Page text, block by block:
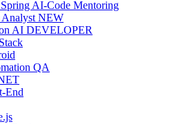
Spring AI-Code Mentoring
Analyst NEW
AI DEVELOPER
QA
End